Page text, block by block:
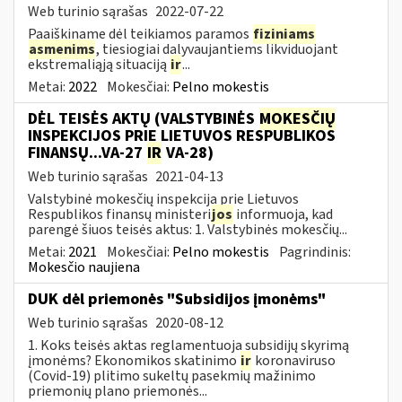
Web turinio sąrašas 2022-07-22
Paaiškiname dėl teikiamos paramos fiziniams
asmenims, tiesiogiai dalyvaujantiems likviduojant
ekstremaliąją situaciją ir...
Metai: 2022 Mokesčiai: Pelno mokestis
DĖL TEISĖS AKTŲ (VALSTYBINĖS MOKESČIŲ
INSPEKCIJOS PRIE LIETUVOS RESPUBLIKOS
FINANSŲ...VA-27 IR VA-28)
Web turinio sąrašas 2021-04-13
Valstybinė mokesčių inspekcija prie Lietuvos
Respublikos finansų ministerijos informuoja, kad
parengė šiuos teisės aktus: 1. Valstybinės mokesčių...
Metai: 2021 Mokesčiai: Pelno mokestis Pagrindinis:
Mokesčio naujiena
DUK dėl priemonės "Subsidijos įmonėms"
Web turinio sąrašas 2020-08-12
1. Koks teisės aktas reglamentuoja subsidijų skyrimą
įmonėms? Ekonomikos skatinimo ir koronaviruso
(Covid-19) plitimo sukeltų pasekmių mažinimo
priemonių plano priemonės...